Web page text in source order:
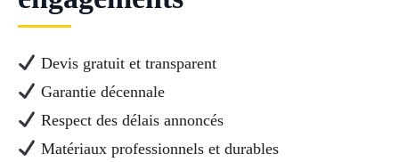
Devis gratuit et transparent
Garantie décennale
Respect des délais annoncés
Matériaux professionnels et durables